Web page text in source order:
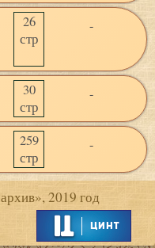
26
стр
-
30
стр
-
259
стр
-
2019 год